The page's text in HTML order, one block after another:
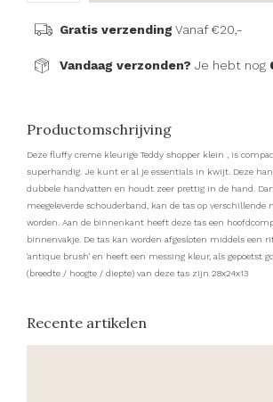
Gratis verzending Vanaf €20,-
Vandaag verzonden? Je hebt nog
Productomschrijving
Deze fluffy creme kleurige Teddy shopper klein , is
superhandig. Je kunt er al je essentials in kwijt. Deze
dubbele handvatten en houdt zeer prettig in de hand.
meegeleverde schouderband, kan de tas op verschillende
worden. Aan de binnenkant heeft deze tas een
binnenvakje. De tas kan worden afgesloten middels een
'antique brush' en heeft een messing kleur, als gepoetst
(breedte / hoogte / diepte) van deze tas zijn 28x24x13
Recente artikelen